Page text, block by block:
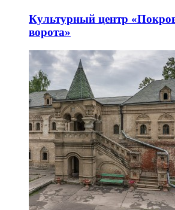
Культурный центр
ворота»